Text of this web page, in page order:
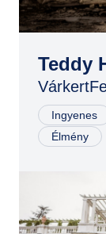
Teddy
Ingyenes
Élmény